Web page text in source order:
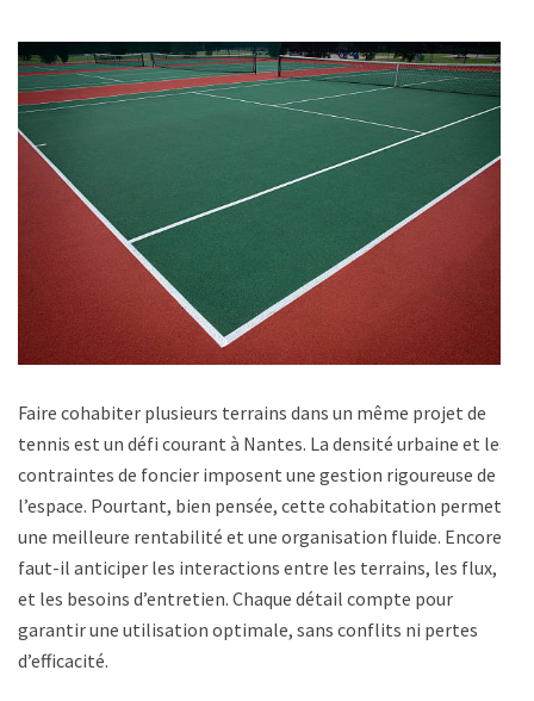
Faire cohabiter plusieurs terrains dans un même projet de
tennis est un défi courant à Nantes. La densité urbaine et les
contraintes de foncier imposent une gestion rigoureuse de
l’espace. Pourtant, bien pensée, cette cohabitation permet
une meilleure rentabilité et une organisation fluide. Encore
faut-il anticiper les interactions entre les terrains, les flux,
et les besoins d’entretien. Chaque détail compte pour
garantir une utilisation optimale, sans conflits ni pertes
d’efficacité.